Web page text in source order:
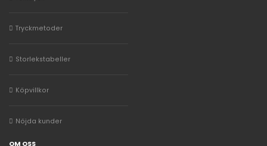
Tryckmetoder
Storlekstabeller
Köpvillkor
Nöjda kunder
OM OSS